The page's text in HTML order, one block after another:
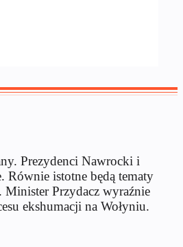
Prezydenci Nawrocki i
Równie istotne będą tematy
Minister Przydacz wyraźnie
ekshumacji na Wołyniu.